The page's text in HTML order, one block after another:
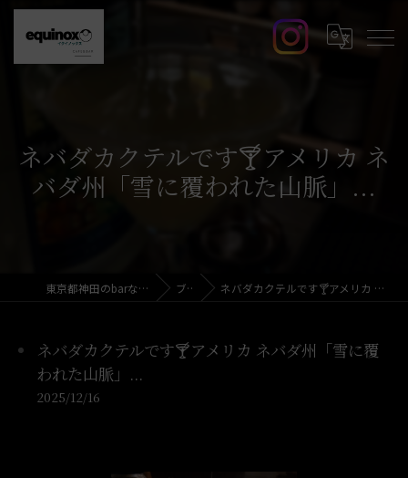
ネバダカクテルです🍸️アメリカ ネ
バダ州「雪に覆われた山脈」...
東京都神田のbarならcafe&bar equinox ブログ ネバダカクテルです🍸️アメリカ ネバダ州「雪に覆われた山脈」...
ネバダカクテルです🍸️アメリカ ネバダ州「雪に覆
われた山脈」...
2025/12/16